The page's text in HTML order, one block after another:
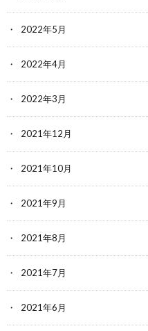
2022年5月
2022年4月
2022年3月
2021年12月
2021年10月
2021年9月
2021年8月
2021年7月
2021年6月